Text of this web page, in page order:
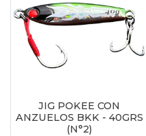
JIG POKEE CON
ANZUELOS BKK - 40GRS
(N°2)